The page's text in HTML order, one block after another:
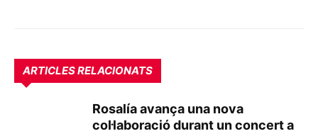
ARTICLES RELACIONATS
Rosalía avança una nova
col·laboració durant un concert a